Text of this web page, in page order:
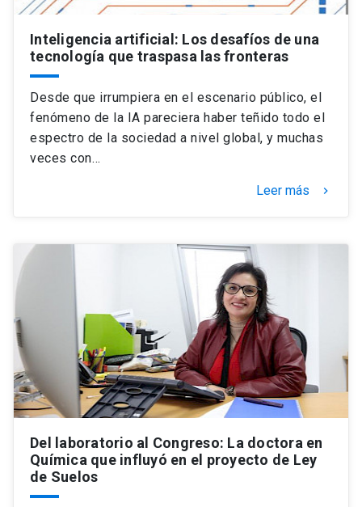
Alumni launch
Padres y familia
Vecinos launch
Mi Cuenta UC launch
Correo UC launch
Medios Biblioteca launch
Donaciones
Inteligencia artificial: Los desafíos de una
tecnología que traspasa las fronteras
Desde que irrumpiera en el escenario público, el
fenómeno de la IA pareciera haber teñido todo el
espectro de la sociedad a nivel global, y muchas
veces con…
Leer más keyboard_arrow_right
Del laboratorio al Congreso: La doctora en
Química que influyó en el proyecto de Ley
de Suelos